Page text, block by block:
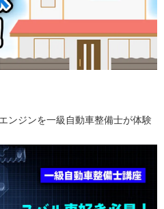
ンジンを一級自動車整備士が体験